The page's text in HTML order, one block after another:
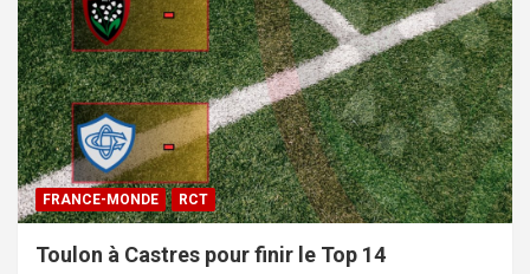
FRANCE-MONDE RCT
Toulon à Castres pour finir le Top 14